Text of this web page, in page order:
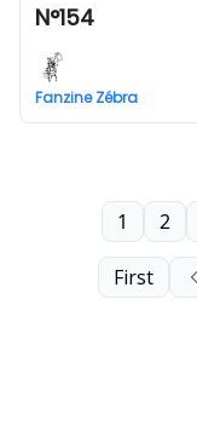
N°154
Fanzine Zébra
First
1 2